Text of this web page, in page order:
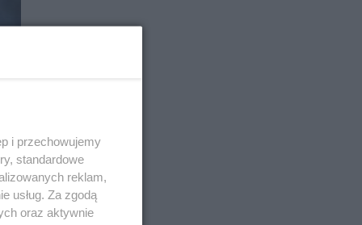
i przechowujemy
standardowe
reklam,
usług. Za zgodą
oraz aktywnie